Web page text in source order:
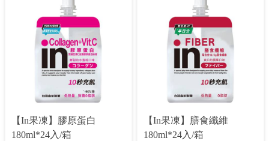
【in果凍】膠原蛋白
180ml*24入/箱
【in果凍】膳食纖維
180ml*24入/箱